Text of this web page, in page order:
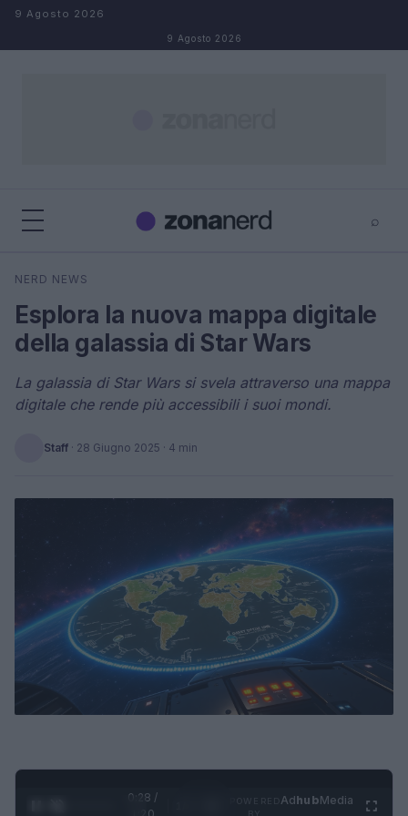
Salta al contenuto
9 Agosto 2026
9 Agosto 2026
⌕
Cerca
NERD NEWS
Esplora la nuova mappa digitale
della galassia di Star Wars
La galassia di Star Wars si svela attraverso una mappa
digitale che rende più accessibili i suoi mondi.
Staff · 28 Giugno 2025 · 4 min
0:29 /
AdhubMedia